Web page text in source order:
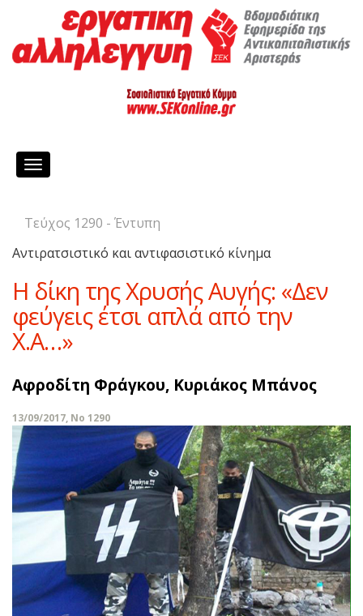
Toggle
Τεύχος 1290 - Έντυπη
Αντιρατσιστικό και αντιφασιστικό κίνημα
Η δίκη της Χρυσής Αυγής: «Δεν
φεύγεις έτσι απλά από την
Χ.Α…»
Αφροδίτη Φράγκου, Κυριάκος Μπάνος
13/09/2017, No 1290